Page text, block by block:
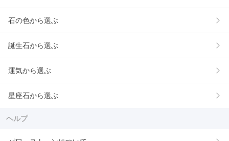
石の色から選ぶ
誕生石から選ぶ
運気から選ぶ
星座石から選ぶ
ヘルプ